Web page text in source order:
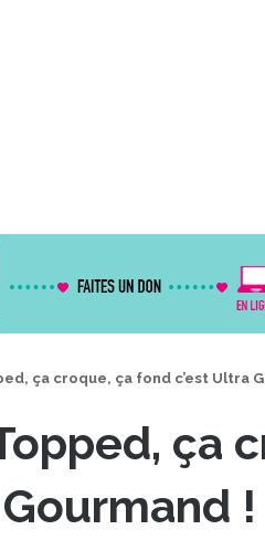
ça croque, ça fond c’est Ultra
ça
!